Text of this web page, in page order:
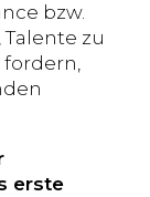
bzw.
zu
fordern,
erste